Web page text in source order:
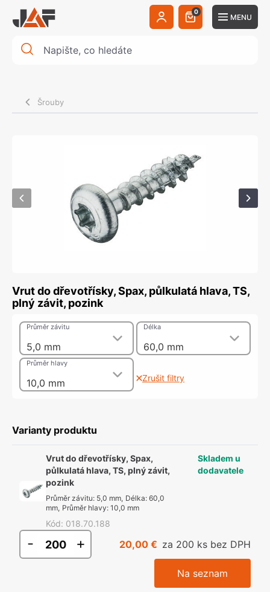
0
MENU
Šrouby
Vrut do dřevotřísky, Spax, půlkulatá hlava, TS,
plný závit, pozink
5,0 mm
Průměr závitu
60,0 mm
Délka
10,0 mm
Průměr hlavy
Zrušit filtry
Varianty produktu
Vrut do dřevotřísky, Spax,
půlkulatá hlava, TS, plný závit,
pozink
Průměr závitu: 5,0 mm, Délka: 60,0
mm, Průměr hlavy: 10,0 mm
Kód: 018.70.188
Skladem u
dodavatele
- + 20,00 € za 200 ks bez DPH
Na seznam